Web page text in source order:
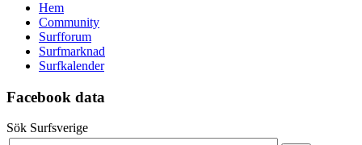
Hem
Community
Surfforum
Surfmarknad
Surfkalender
Facebook data
Sök Surfsverige